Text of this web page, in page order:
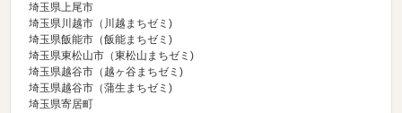
埼玉県上尾市
埼玉県川越市（ 川越まちゼミ)
埼玉県飯能市（飯能まちゼミ)
埼玉県東松山市（東松山まちゼミ)
埼玉県越谷市（ 越ヶ谷まちゼミ)
埼玉県越谷市（蒲生まちゼミ)
埼玉県寄居町